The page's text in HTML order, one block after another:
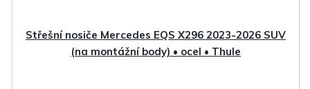
Střešní nosiče Mercedes EQS X296 2023-2026 SUV
(na montážní body) • ocel • Thule